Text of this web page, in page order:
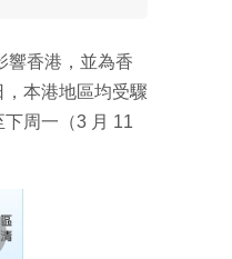
響香港，並為香
本港地區均受驟
周一（3 月 11